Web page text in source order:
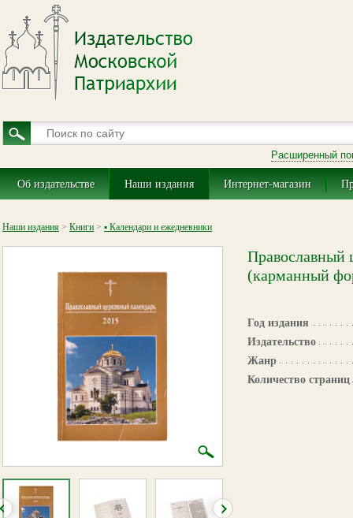
Расширенный
Об издательстве Наши издания Интернет-магазин
Наши издания > Книги > ▪ Календари и ежедневники
Православный
(карманный
Год издания
Издательство
Жанр
Количество страниц